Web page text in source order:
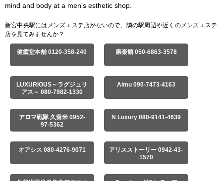
mind and body at a men's esthetic shop.
新宮中央駅にはメンズエステ店がないので、隣の駅周辺や近くのメンズエステ
店を見てみませんか？
健癒堂本舗 0120-358-240 康楽館 050-6863-3578
LUXURIOUS～ラグジュリ
アス～ 080-7982-1330
Aimu 090-7473-4163
アロマ戦隊 久留米 0952-
97-5362
N Luxury 080-9141-4639
オアシス 080-4276-9071
アリスストーリー 0942-43-
1570